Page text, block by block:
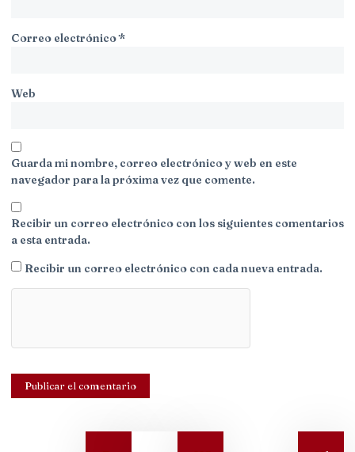
Correo electrónico*
Web
Guarda mi nombre, correo electrónico y web en este
navegador para la próxima vez que comente.
Recibir un correo electrónico con los siguientes comentarios
a esta entrada.
Recibir un correo electrónico con cada nueva entrada.